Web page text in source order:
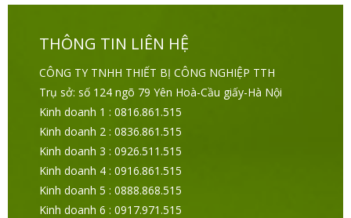
THÔNG TIN LIÊN HỆ
CÔNG TY TNHH THIẾT BỊ CÔNG NGHIỆP TTH
Trụ sở: số 124 ngõ 79 Yên Hoà-Cầu giấy-Hà Nội
Kinh doanh 1 : 0816.861.515
Kinh doanh 2 : 0836.861.515
Kinh doanh 3 : 0926.511.515
Kinh doanh 4 : 0916.861.515
Kinh doanh 5 : 0888.868.515
Kinh doanh 6 : 0917.971.515